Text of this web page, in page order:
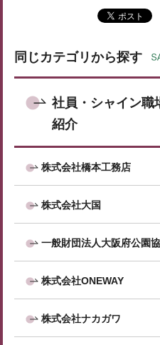
同じカテゴリから探す
社員・シャイン職
紹介
株式会社橋本工務店
株式会社大国
一般財団法人大阪府公園
株式会社ONEWAY
株式会社ナカガワ